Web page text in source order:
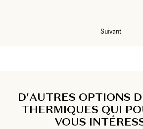
Suivant
D'AUTRES OPTIONS
THERMIQUES QUI
VOUS